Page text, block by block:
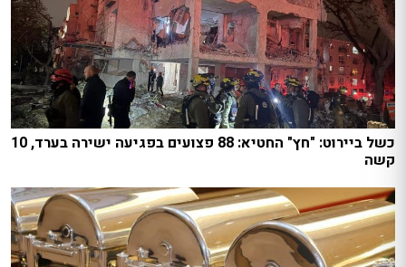
כשל ביירוט: "חץ" החטיא: 88 פצועים בפגיעה ישירה בערד, 10
קשה